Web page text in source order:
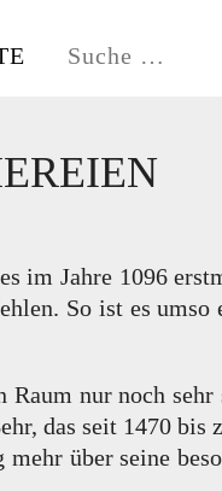
im Jahre 1096
So ist es umso
nur noch
das seit 1470 bis
über seine